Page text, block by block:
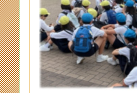
台風８号接近
2014年7月 9日
2014年度 寄
2014年7月 2日